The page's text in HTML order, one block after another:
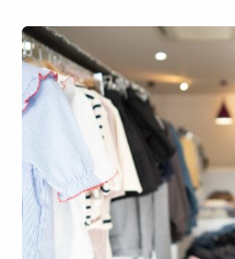
特集
おいしい
おでかけ